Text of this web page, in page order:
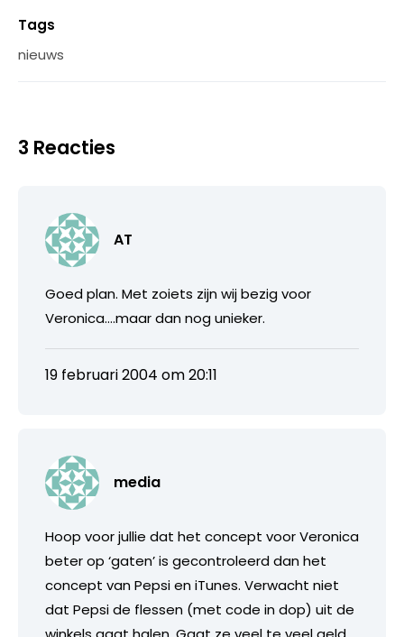
Tags
nieuws
3 Reacties
AT
Goed plan. Met zoiets zijn wij bezig voor
Veronica….maar dan nog unieker.
19 februari 2004 om 20:11
media
Hoop voor jullie dat het concept voor Veronica
beter op ‘gaten’ is gecontroleerd dan het
concept van Pepsi en iTunes. Verwacht niet
dat Pepsi de flessen (met code in dop) uit de